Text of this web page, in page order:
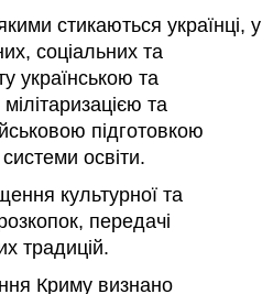
стикаються українці, у
соціальних та
українською та
та
підготовкою
освіти.
культурної та
передачі
традицій.
Криму визнано